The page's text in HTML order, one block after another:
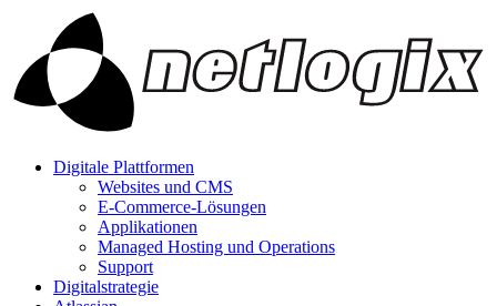
Digitale Plattformen
Websites und CMS
E-Commerce-Lösungen
Applikationen
Managed Hosting und Operations
Support
Digitalstrategie